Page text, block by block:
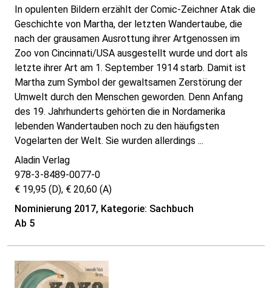
In opulenten Bildern erzählt der Comic-Zeichner Atak die
Geschichte von Martha, der letzten Wandertaube, die
nach der grausamen Ausrottung ihrer Artgenossen im
Zoo von Cincinnati/USA ausgestellt wurde und dort als
letzte ihrer Art am 1. September 1914 starb. Damit ist
Martha zum Symbol der gewaltsamen Zerstörung der
Umwelt durch den Menschen geworden. Denn Anfang
des 19. Jahrhunderts gehörten die in Nordamerika
lebenden Wandertauben noch zu den häufigsten
Vogelarten der Welt. Sie wurden allerdings ...
Aladin Verlag
978-3-8489-0077-0
€ 19,95 (D), € 20,60 (A)
Nominierung 2017, Kategorie: Sachbuch
Ab 5